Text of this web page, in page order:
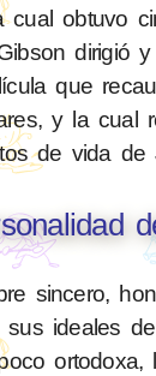
cual obtuvo
dirigió
que
y la cual
de vida de
sincero,
ideales